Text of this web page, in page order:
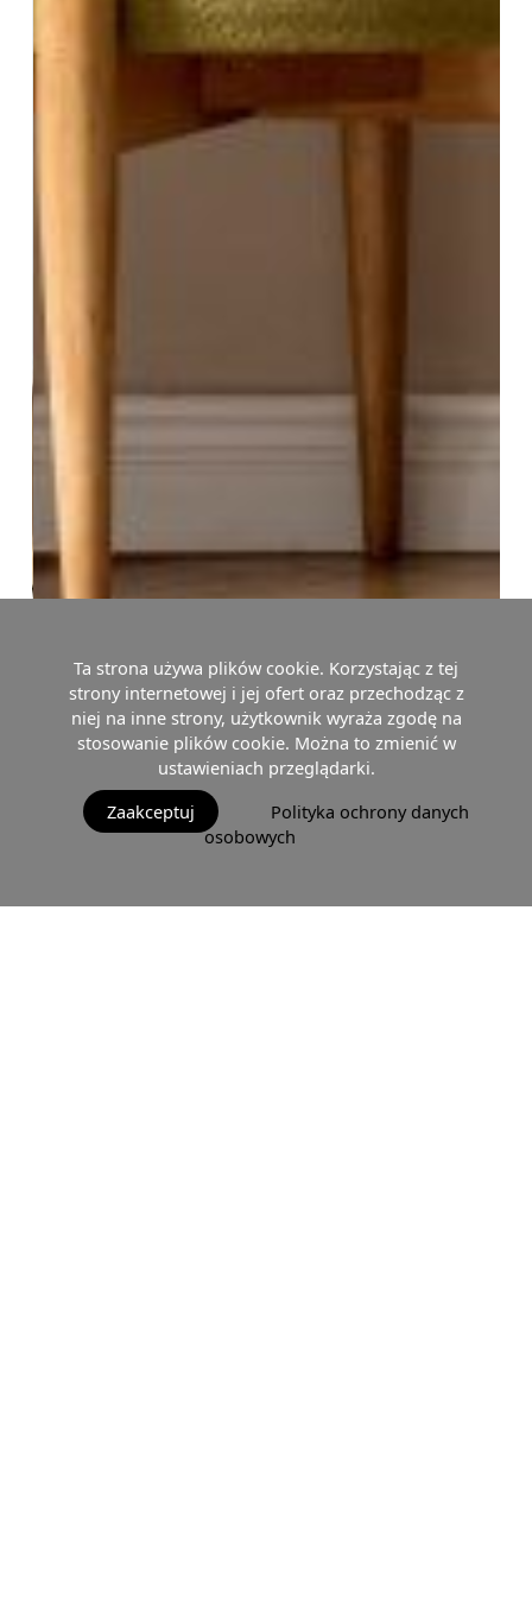
Ta strona używa plików cookie. Korzystając z tej
strony internetowej i jej ofert oraz przechodząc z
niej na inne strony, użytkownik wyraża zgodę na
stosowanie plików cookie. Można to zmienić w
ustawieniach przeglądarki.
Zaakceptuj
Polityka ochrony danych
osobowych